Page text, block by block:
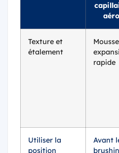
Texture et
étalement
rapide
Utiliser la
position
Avant